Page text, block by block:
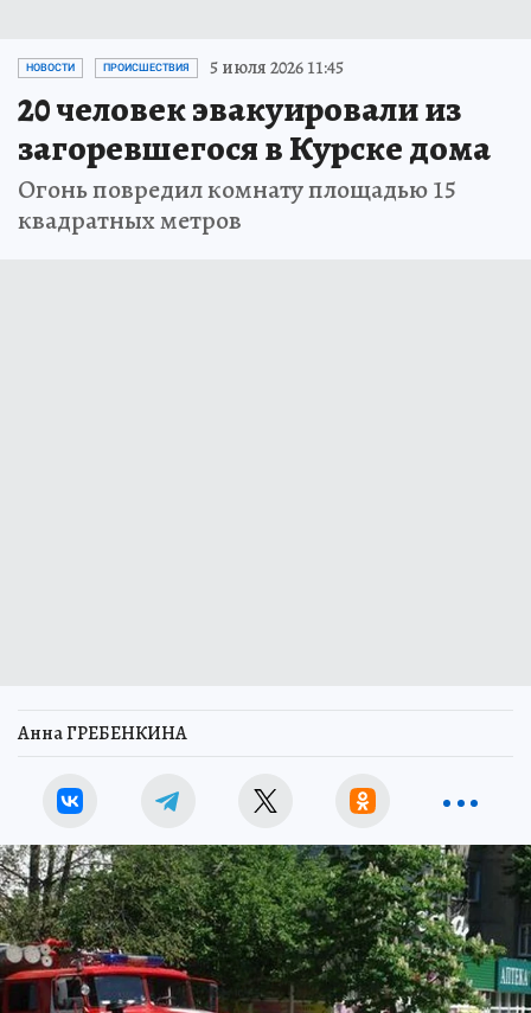
НОВОСТИ ПРОИСШЕСТВИЯ 5 июля 2026 11:45
20 человек эвакуировали из
загоревшегося в Курске дома
Огонь повредил комнату площадью 15
квадратных метров
Анна ГРЕБЕНКИНА